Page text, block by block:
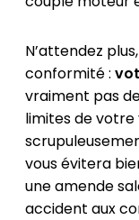
N’attendez
conformité :
vraiment pas
limites de
vous évitera
une amende
accident aux